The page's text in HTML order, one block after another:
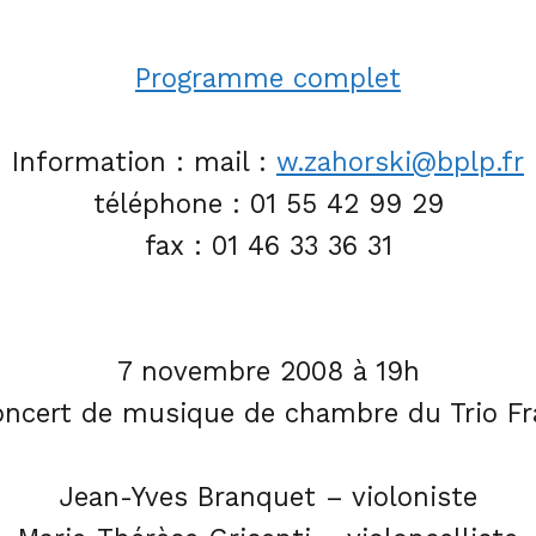
Programme complet
Information : mail : w.zahorski@bplp.fr
téléphone : 01 55 42 99 29
fax : 01 46 33 36 31
7 novembre 2008 à 19h
de musique de chambre du Trio
Jean-Yves Branquet – violoniste